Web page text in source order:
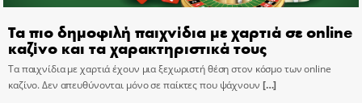
Τα πιο δημοφιλή παιχνίδια με χαρτιά σε online
καζίνο και τα χαρακτηριστικά τους
Τα παιχνίδια με χαρτιά έχουν μια ξεχωριστή θέση στον κόσμο των online
καζίνο. Δεν απευθύνονται μόνο σε παίκτες που ψάχνουν […]